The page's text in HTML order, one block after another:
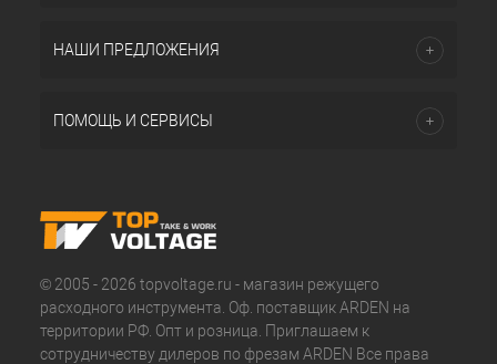
НАШИ ПРЕДЛОЖЕНИЯ
ПОМОЩЬ И СЕРВИСЫ
© 2005 - 2026 topvoltage.ru - магазин режущего
расходного инструмента. Оф. поставщик ARDEN на
территории РФ. Опт и розница. Приглашаем к
сотрудничеству дилеров по фрезам ARDEN Все права